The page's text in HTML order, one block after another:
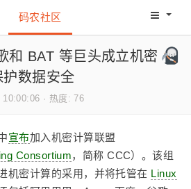
码农社区 码农网
和 BAT 等巨头成立机密
数据安全
10:00:06 · 热度: 76
宣布加入机密计算联盟
Consortium，简称 CCC）。该组
机密计算的采用，并将托管在 Linux